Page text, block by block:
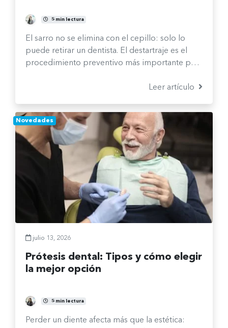
Fernanda Burgos Sepúlveda
5 min lectura
El sarro no se elimina con el cepillo: solo lo
puede retirar un dentista. El destartraje es el
procedimiento preventivo más importante para
Leer artículo
Novedades
julio 13, 2026
Prótesis dental: Tipos y cómo elegir
la mejor opción
María José Castro Ávalos
5 min lectura
Perder un diente afecta más que la estética: